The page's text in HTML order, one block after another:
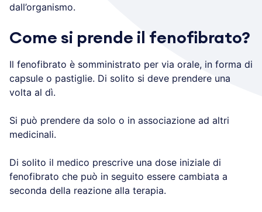
dall’organismo.
Come si prende il fenofibrato?
Il fenofibrato è somministrato per via orale, in forma di
capsule o pastiglie. Di solito si deve prendere una
volta al dì.
Si può prendere da solo o in associazione ad altri
medicinali.
Di solito il medico prescrive una dose iniziale di
fenofibrato che può in seguito essere cambiata a
seconda della reazione alla terapia.